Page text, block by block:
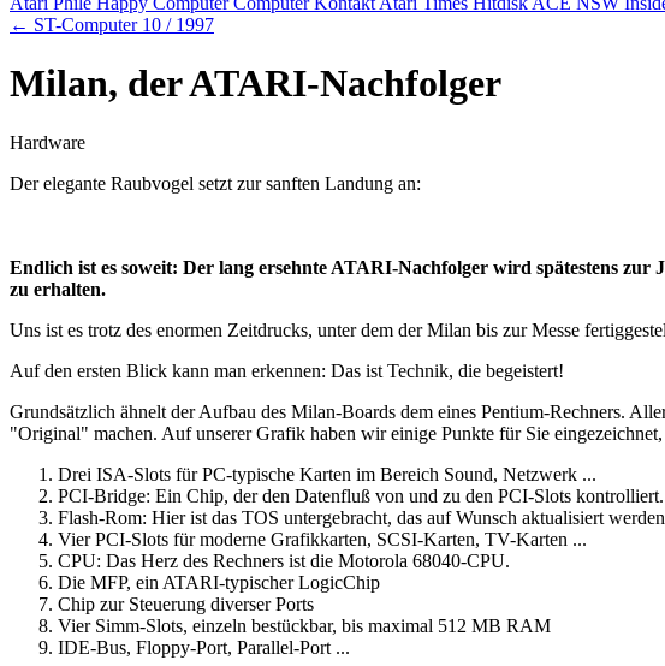
← ST-Computer 10 / 1997
Milan, der ATARI-Nachfolger
Hardware
Der elegante Raubvogel setzt zur sanften Landung an:
Endlich ist es soweit: Der lang ersehnte ATARI-Nachfolger wird spätestens
zu erhalten.
Uns ist es trotz des enormen Zeitdrucks, unter dem der Milan bis zur Messe
Auf den ersten Blick kann man erkennen: Das ist Technik, die begeistert!
Grundsätzlich ähnelt der Aufbau des Milan-Boards dem eines Pentium-Rechners.
"Original" machen. Auf unserer Grafik haben wir einige Punkte für Sie
Drei ISA-Slots für PC-typische Karten im Bereich Sound, Netzwerk ...
PCI-Bridge: Ein Chip, der den Datenfluß von und zu den PCI-Slots kontrolliert.
Flash-Rom: Hier ist das TOS untergebracht, das auf Wunsch aktualisiert
Vier PCI-Slots für moderne Grafikkarten, SCSI-Karten, TV-Karten ...
CPU: Das Herz des Rechners ist die Motorola 68040-CPU.
Die MFP, ein ATARI-typischer LogicChip
Chip zur Steuerung diverser Ports
Vier Simm-Slots, einzeln bestückbar, bis maximal 512 MB RAM
IDE-Bus, Floppy-Port, Parallel-Port ...